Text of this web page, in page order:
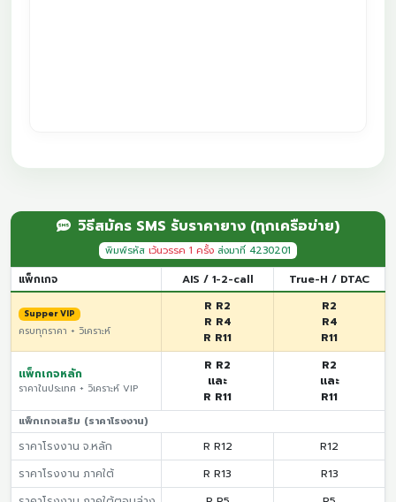
วิธีสมัคร SMS รับราคายาง (ทุกเครือข่าย)
พิมพ์รหัส เว้นวรรค 1 ครั้ง ส่งมาที่ 4230201
แพ็กเกจ AIS / 1-2-call True-H / DTAC
Supper VIP
ครบทุกราคา + วิเคราะห์
R R2
R R4
R R11
R2
R4
R11
แพ็กเกจหลัก
ราคาในประเทศ + วิเคราะห์ VIP
R R2
และ
R R11
R2
และ
R11
แพ็กเกจเสริม (ราคาโรงงาน)
ราคาโรงงาน จ.หลัก R R12
R12
ราคาโรงงาน ภาคใต้
R R13
R13